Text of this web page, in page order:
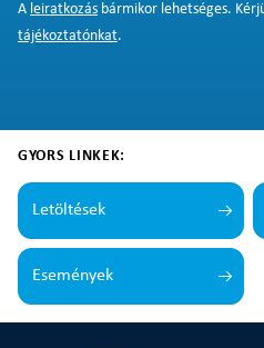
A leiratkozás bármikor lehetséges.
tájékoztatónkat.
GYORS LINKEK:
Letöltések
Események